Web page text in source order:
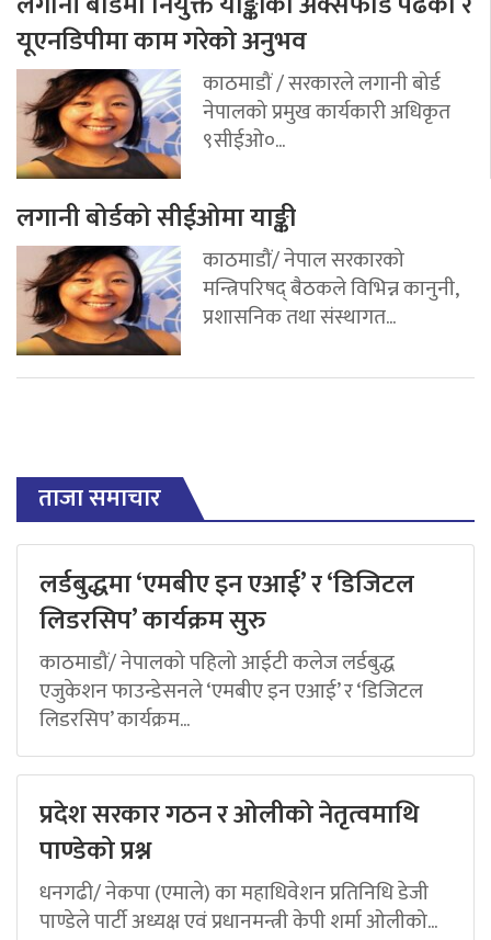
यूएनडिपीमा काम गरेको अनुभव
काठमाडौं / सरकारले लगानी बोर्ड
नेपालको प्रमुख कार्यकारी अधिकृत
९सीईओ०...
लगानी बोर्डको सीईओमा याङ्की
काठमाडौं/ नेपाल सरकारको
मन्त्रिपरिषद् बैठकले विभिन्न कानुनी,
प्रशासनिक तथा संस्थागत...
ताजा समाचार
लर्डबुद्धमा ‘एमबीए इन एआई’ र ‘डिजिटल
लिडरसिप’ कार्यक्रम सुरु
काठमाडौं/ नेपालको पहिलो आईटी कलेज लर्डबुद्ध
एजुकेशन फाउन्डेसनले ‘एमबीए इन एआई’ र ‘डिजिटल
लिडरसिप’ कार्यक्रम...
प्रदेश सरकार गठन र ओलीको नेतृत्वमाथि
पाण्डेको प्रश्न
धनगढी/ नेकपा (एमाले) का महाधिवेशन प्रतिनिधि डेजी
पाण्डेले पार्टी अध्यक्ष एवं प्रधानमन्त्री केपी शर्मा ओलीको...